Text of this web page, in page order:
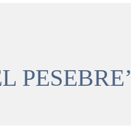
PESEBRE’